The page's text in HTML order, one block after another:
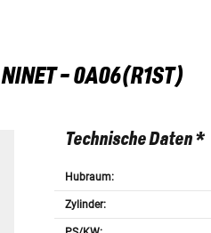
- 0A06(R1ST)
Technische Daten *
Hubraum:
Zylinder: